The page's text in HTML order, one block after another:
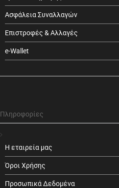
Ασφάλεια Συναλλαγών
Επιστροφές & Αλλαγές
e-Wallet
Πληροφορίες
Η εταιρεία μας
Όροι Χρήσης
Προσωπικά Δεδομένα